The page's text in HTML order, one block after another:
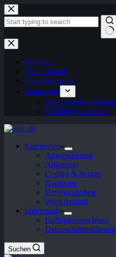
Zum
Inhalt
springen
Keine
Ergebnisse
Kontakt
Über 3bm.de
Über den Autor
Impressum
Datenschutzerklärung
Haftungsausschluss
Kategorien
Anwendungen
Allgemein
Coding & Scripts
Hardware
Hervorgehoben
WorkAround
Impressum
Haftungsausschluss
Datenschutzerklärung
Suchen